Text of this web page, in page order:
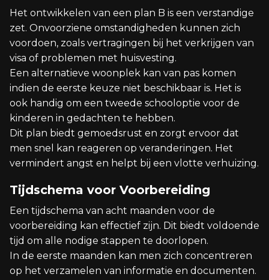
Het ontwikkelen van een plan B is een verstandige
zet. Onvoorziene omstandigheden kunnen zich
voordoen, zoals vertragingen bij het verkrijgen van
visa of problemen met huisvesting.
Een alternatieve woonplek kan van pas komen
indien de eerste keuze niet beschikbaar is. Het is
ook handig om een tweede schooloptie voor de
kinderen in gedachten te hebben.
Dit plan biedt gemoedsrust en zorgt ervoor dat
men snel kan reageren op veranderingen. Het
vermindert angst en helpt bij een vlotte verhuizing.
Tijdschema voor Voorbereiding
Een tijdschema van acht maanden voor de
voorbereiding kan effectief zijn. Dit biedt voldoende
tijd om alle nodige stappen te doorlopen.
In de eerste maanden kan men zich concentreren
op het verzamelen van informatie en documenten.